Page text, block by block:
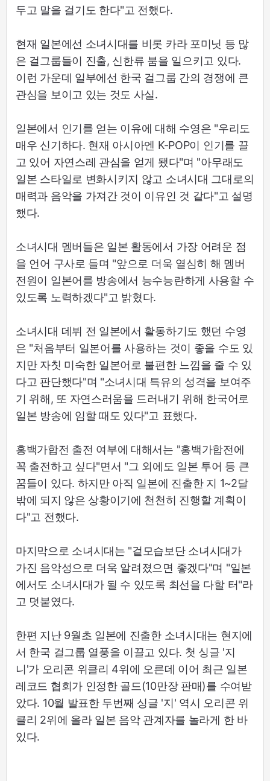
두고 말을 걸기도 한다"고 전했다.
현재 일본에선 소녀시대를 비롯 카라 포미닛 등 많
은 걸그룹들이 진출, 신한류 붐을 일으키고 있다.
이런 가운데 일부에선 한국 걸그룹 간의 경쟁에 큰
관심을 보이고 있는 것도 사실.
일본에서 인기를 얻는 이유에 대해 수영은 "우리도
매우 신기하다. 현재 아시아엔 K-POP이 인기를 끌
고 있어 자연스레 관심을 얻게 됐다"며 "아무래도
일본 스타일로 변화시키지 않고 소녀시대 그대로의
매력과 음악을 가져간 것이 이유인 것 같다"고 설명
했다.
소녀시대 멤버들은 일본 활동에서 가장 어려운 점
을 언어 구사로 들며 "앞으로 더욱 열심히 해 멤버
전원이 일본어를 방송에서 능수능란하게 사용할 수
있도록 노력하겠다"고 밝혔다.
소녀시대 데뷔 전 일본에서 활동하기도 했던 수영
은 "처음부터 일본어를 사용하는 것이 좋을 수도 있
지만 자칫 미숙한 일본어로 불편한 느낌을 줄 수 있
다고 판단했다"며 "소녀시대 특유의 성격을 보여주
기 위해, 또 자연스러움을 드러내기 위해 한국어로
일본 방송에 임할 때도 있다"고 표했다.
홍백가합전 출전 여부에 대해서는 "홍백가합전에
꼭 출전하고 싶다"면서 "그 외에도 일본 투어 등 큰
꿈들이 있다. 하지만 아직 일본에 진출한 지 1~2달
밖에 되지 않은 상황이기에 천천히 진행할 계획이
다"고 전했다.
마지막으로 소녀시대는 "겉모습보단 소녀시대가
가진 음악성으로 더욱 알려졌으면 좋겠다"며 "일본
에서도 소녀시대가 될 수 있도록 최선을 다할 터"라
고 덧붙였다.
한편 지난 9월초 일본에 진출한 소녀시대는 현지에
서 한국 걸그룹 열풍을 이끌고 있다. 첫 싱글 '지
니'가 오리콘 위클리 4위에 오른데 이어 최근 일본
레코드 협회가 인정한 골드(10만장 판매)를 수여받
았다. 10월 발표한 두번째 싱글 '지' 역시 오리콘 위
클리 2위에 올라 일본 음악 관계자를 놀라게 한 바
있다.